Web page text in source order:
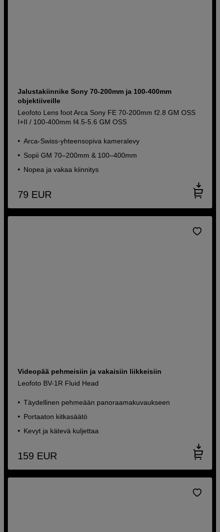
Jalustakiinnike Sony 70-200mm ja 100-400mm
objektiiveille
Leofoto Lens foot Arca Sony FE 70-200mm f2.8 GM OSS
I+II / 100-400mm f4.5-5.6 GM OSS
Arca-Swiss-yhteensopiva kameralevy
Sopii GM 70–200mm & 100–400mm
Nopea ja vakaa kiinnitys
79 EUR
Videopää pehmeisiin ja vakaisiin liikkeisiin
Leofoto BV-1R Fluid Head
Täydellinen pehmeään panoraamakuvaukseen
Portaaton kitkasäätö
Kevyt ja kätevä kuljettaa
159 EUR